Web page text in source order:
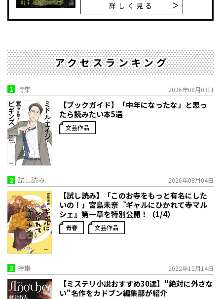
詳しく見る
アクセスランキング
1 特集 2026年08月03日
【ブックガイド】「中年になったな」と思っ
たら読みたい本5選
文芸作品
2 試し読み 2026年08月04日
【試し読み】「このお寺をもっと有名にした
いの！」宮島未奈『ギャルにひかれて寺マル
シェ』第一章を特別公開！（1/4）
青春 文芸作品
3 特集 2022年12月14日
【ミステリ小説おすすめ30選】"絶対に外さな
い"名作をカドブン編集部が紹介